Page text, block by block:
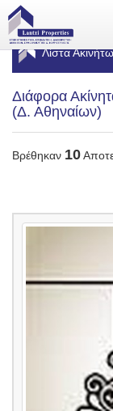
Λίστα
Διάφορα
(Δ. Αθηναίων)
Βρέθηκαν 10